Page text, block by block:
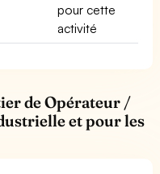
pour cette
activité
de Opérateur /
et pour les